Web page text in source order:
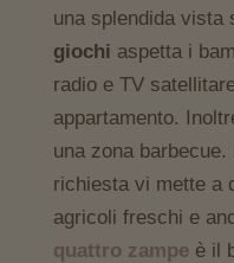
una splendida vista
giochi aspetta i
radio e TV
appartamento.
una zona
richiesta vi mette a
agricoli freschi e
quattro zampeè il